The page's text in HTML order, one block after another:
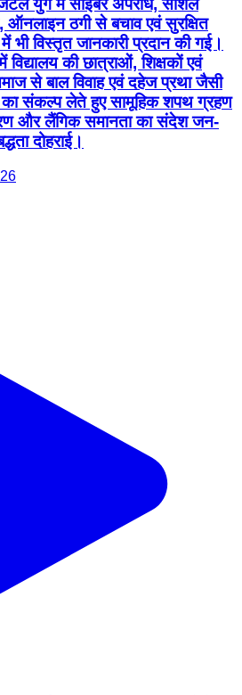
युग में साइबर अपराध, सोशल
ऑनलाइन ठगी से बचाव एवं सुरक्षित
विस्तृत जानकारी प्रदान की गई।
की छात्राओं, शिक्षकों एवं
से बाल विवाह एवं दहेज प्रथा जैसी
का संकल्प लेते हुए सामूहिक शपथ ग्रहण
और लैंगिक समानता का संदेश जन-
दोहराई।